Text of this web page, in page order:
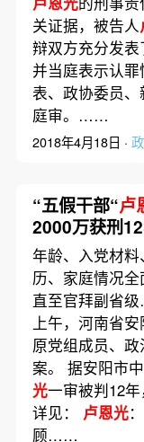
关证据，被告人
辩双方充分发表
并当庭表示认罪
表、政协委员
庭审。……
2018年4月18日 ·
“五假干部“卢
2000万获刑
年龄、入党材
历、家庭情况全
直至官拜副省
上午，河南省
原党组成员、
案。 据安阳市
光一审被判12
详见： 卢恩光
顾……